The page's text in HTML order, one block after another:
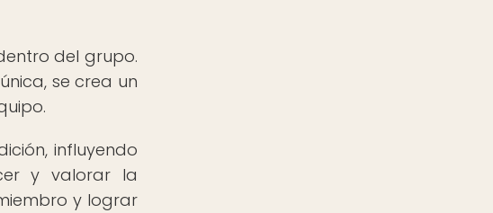
del grupo.
se crea un
influyendo
y valorar la
y lograr